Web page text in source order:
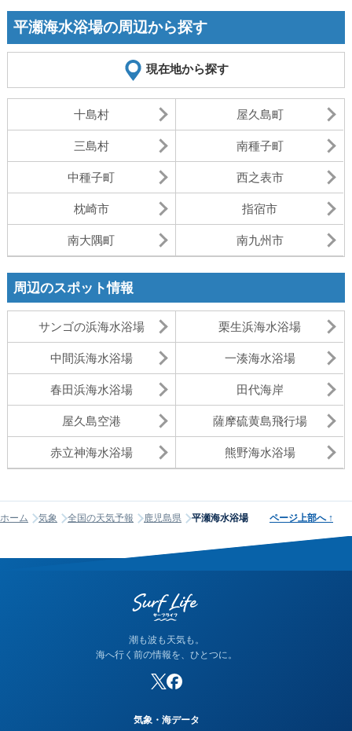
平瀬海水浴場の周辺から探す
現在地から探す
十島村 屋久島町
三島村 南種子町
中種子町 西之表市
枕崎市 指宿市
南大隅町 南九州市
周辺のスポット情報
サンゴの浜海水浴場 栗生浜海水浴場
中間浜海水浴場 一湊海水浴場
春田浜海水浴場 田代海岸
屋久島空港 薩摩硫黄島飛行場
赤立神海水浴場 熊野海水浴場
ホーム 気象 全国の天気予報 鹿児島県 平瀬海水浴場 ページ上部へ ↑
潮も波も天気も。
海へ行く前の情報を、ひとつに。
気象・海データ